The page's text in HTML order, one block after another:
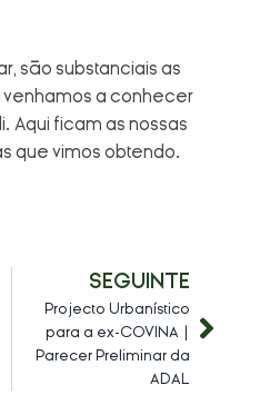
são substanciais as
venhamos a conhecer
Aqui ficam as nossas
que vimos obtendo.
SEGUINTE
Projecto Urbanístico
para a ex-COVINA |
Parecer Preliminar da
ADAL